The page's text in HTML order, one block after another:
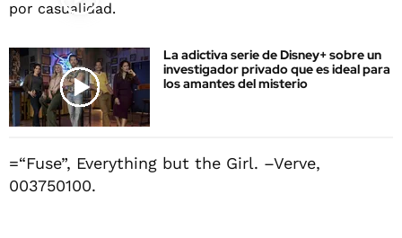
La adictiva serie de Disney+ sobre un
investigador privado que es ideal para
los amantes del misterio
=“Fuse”, Everything but the Girl. –Verve,
003750100.